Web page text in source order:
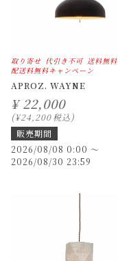
取り寄せ 代引き不可 送料無料
配送料無料キャンペーン
APROZ. WAYNE
¥ 22,000
¥24,200税込
販売期間
2026/08/08 0:00 〜
2026/08/30 23:59